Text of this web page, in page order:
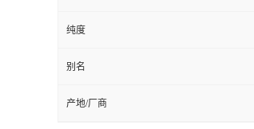
纯度
别名
产地/厂商